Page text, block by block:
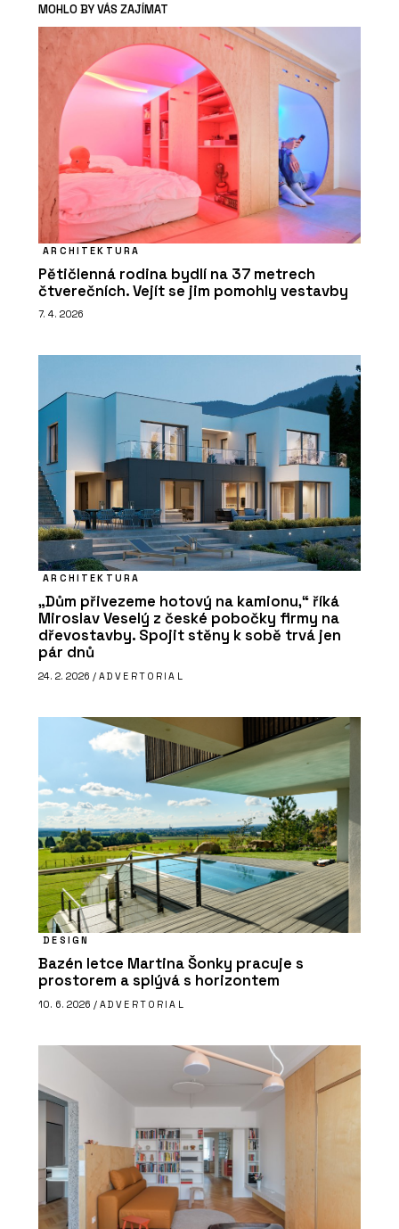
MOHLO BY VÁS ZAJÍMAT
ARCHITEKTURA
Pětičlenná rodina bydlí na 37 metrech
čtverečních. Vejít se jim pomohly vestavby
7. 4. 2026
ARCHITEKTURA
„Dům přivezeme hotový na kamionu,“ říká
Miroslav Veselý z české pobočky firmy na
dřevostavby. Spojit stěny k sobě trvá jen
pár dnů
24. 2. 2026 / ADVERTORIAL
DESIGN
Bazén letce Martina Šonky pracuje s
prostorem a splývá s horizontem
10. 6. 2026 / ADVERTORIAL